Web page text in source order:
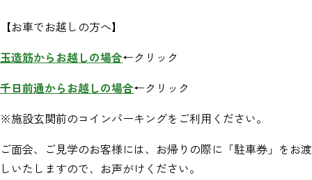
【お車でお越しの方へ】
玉造筋からお越しの場合←クリック
千日前通からお越しの場合←クリック
※施設玄関前のコインパーキングをご利用ください。
ご面会、ご見学のお客様には、お帰りの際に「駐車券」をお渡
しいたしますので、お声がけください。